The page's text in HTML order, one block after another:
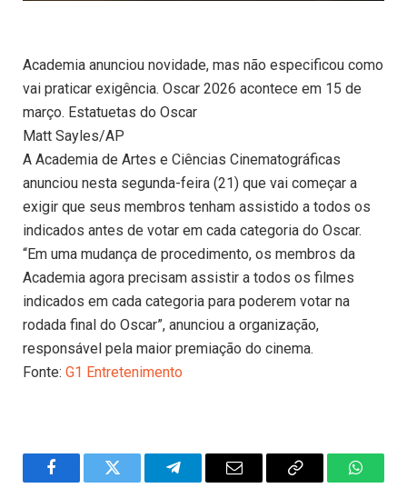
Academia anunciou novidade, mas não especificou como
vai praticar exigência. Oscar 2026 acontece em 15 de
março. Estatuetas do Oscar
Matt Sayles/AP
A Academia de Artes e Ciências Cinematográficas
anunciou nesta segunda-feira (21) que vai começar a
exigir que seus membros tenham assistido a todos os
indicados antes de votar em cada categoria do Oscar.
“Em uma mudança de procedimento, os membros da
Academia agora precisam assistir a todos os filmes
indicados em cada categoria para poderem votar na
rodada final do Oscar”, anunciou a organização,
responsável pela maior premiação do cinema.
Fonte: G1 Entretenimento
FacebookTwitter TelegramEmail
Copy